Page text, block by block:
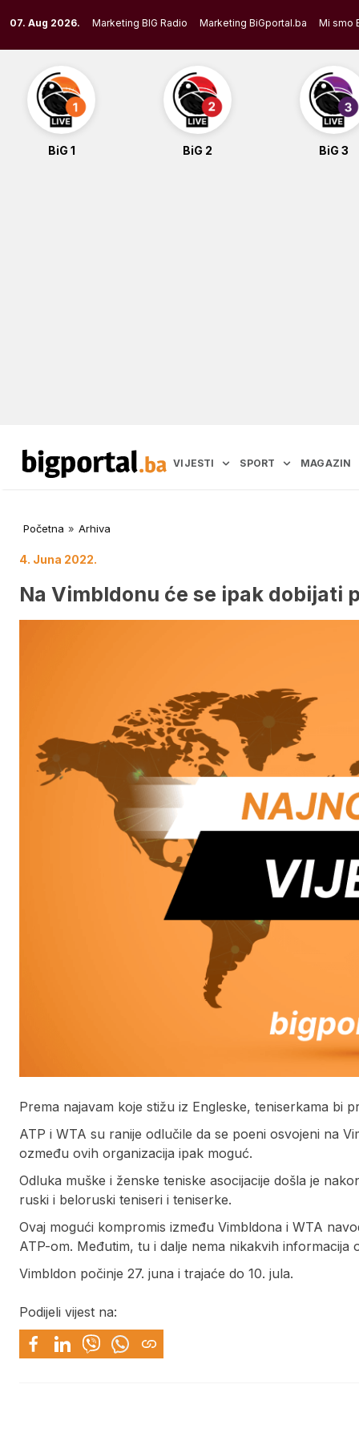
to
content
07. Aug 2026. Marketing BIG Radio Marketing BiGportal.ba Mi smo
BiG 1 BiG 2 BiG 3
VIJESTI SPORT MAGAZIN
Početna » Arhiva
4. Juna 2022.
Na Vimbldonu će se ipak dobijati
Prema najavam koje stižu iz Engleske, teniserkama bi
ATP i WTA su ranije odlučile da se poeni osvojeni na
ozmeđu ovih organizacija ipak moguć.
Odluka muške i ženske teniske asocijacije došla je
ruski i beloruski teniseri i teniserke.
Ovaj mogući kompromis između Vimbldona i WTA
ATP-om. Međutim, tu i dalje nema nikakvih informacija
Vimbldon počinje 27. juna i trajaće do 10. jula.
Podijeli vijest na: